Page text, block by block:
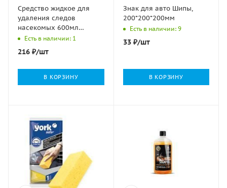
Средство жидкое для
удаления следов
насекомых 600мл
Mosquitos Cleaner Грасс
GRASS 1/8
Есть в наличии: 1
216 ₽/шт
В КОРЗИНУ
Знак для авто Шипы,
200*200*200мм
Есть в наличии: 9
33₽/шт
В КОРЗИНУ